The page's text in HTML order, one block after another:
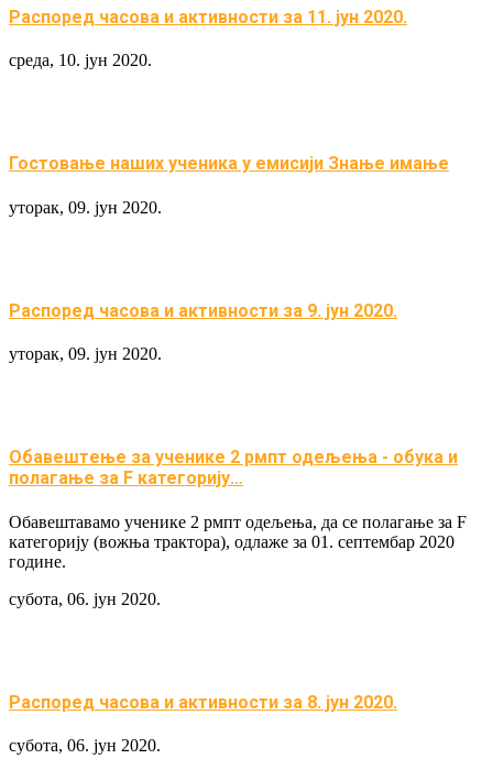
Распоред часова и активности за 11. јун 2020.
среда, 10. јун 2020.
Гостовање наших ученика у емисији Знање имање
уторак, 09. јун 2020.
Распоред часова и активности за 9. јун 2020.
уторак, 09. јун 2020.
Обавештeње за ученике 2 рмпт одељења - обука и
полагање за F категорију…
Обавештавамо ученике 2 рмпт одељења, да се полагање за F
категорију (вожња трактора), одлаже за 01. септембар 2020
године.
субота, 06. јун 2020.
Распоред часова и активности за 8. јун 2020.
субота, 06. јун 2020.